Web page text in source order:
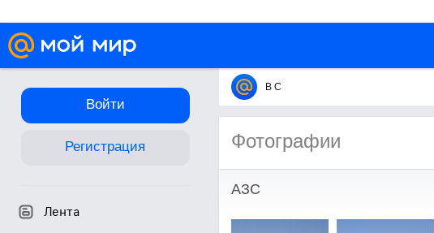
Войти
Регистрация
Лента
В С
Фотографии
АЗС